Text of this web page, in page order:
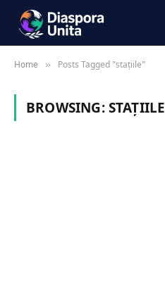
Home » Posts Tagged "stațiile"
BROWSING:STAȚIILE